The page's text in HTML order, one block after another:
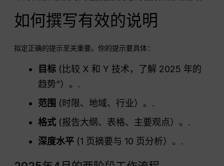
如何撰写有效的说明
拟定正确的提示至关重要。你的提示要具体：
目标 (比较 X 和 Y 技术，了解 2025 年的
趋势“）。.
范围 (时限、地域、行业）。.
格式 (报告大纲、表格、主要观点）。.
深度水平 (1 页摘要与 10 页分析）。.